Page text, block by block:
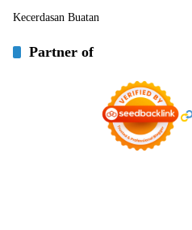
Kecerdasan Buatan
Partner of